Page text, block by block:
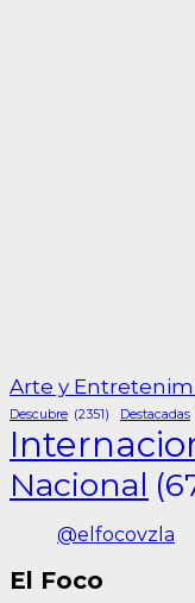
Arte y
Descubre (2351) Destacadas
Nacional
@elfocovzla
El Foco